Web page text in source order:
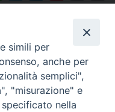
simili per
anche per
semplici",
"misurazione" e
nella